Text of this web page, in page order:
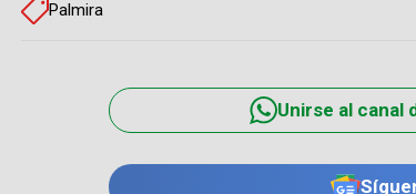
Palmira
Unirse al canal